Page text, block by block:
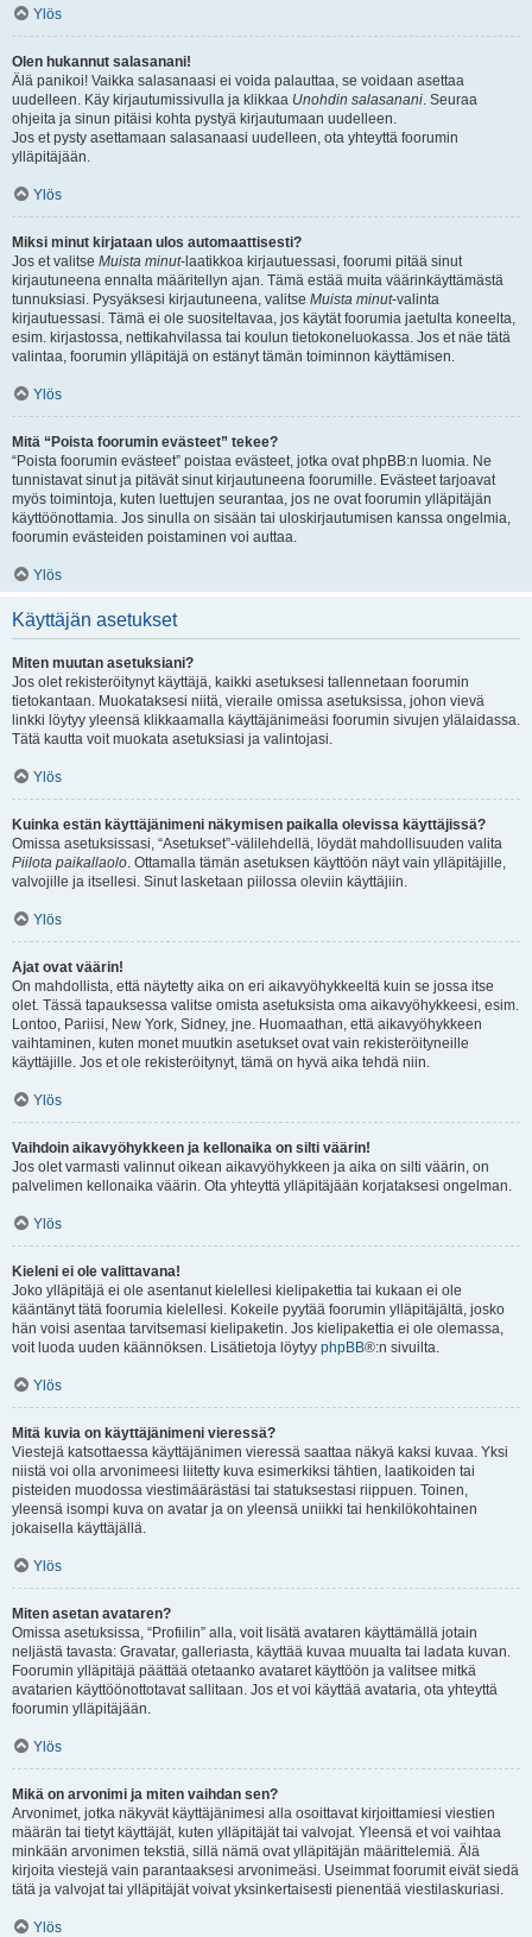
Ylös
Olen hukannut salasanani!
Älä panikoi! Vaikka salasanaasi ei voida palauttaa, se voidaan asettaa
uudelleen. Käy kirjautumissivulla ja klikkaa Unohdin salasanani. Seuraa
ohjeita ja sinun pitäisi kohta pystyä kirjautumaan uudelleen.
Jos et pysty asettamaan salasanaasi uudelleen, ota yhteyttä foorumin
ylläpitäjään.
Ylös
Miksi minut kirjataan ulos automaattisesti?
Jos et valitse Muista minut-laatikkoa kirjautuessasi, foorumi pitää sinut
kirjautuneena ennalta määritellyn ajan. Tämä estää muita väärinkäyttämästä
tunnuksiasi. Pysyäksesi kirjautuneena, valitse Muista minut-valinta
kirjautuessasi. Tämä ei ole suositeltavaa, jos käytät foorumia jaetulta koneelta,
esim. kirjastossa, nettikahvilassa tai koulun tietokoneluokassa. Jos et näe tätä
valintaa, foorumin ylläpitäjä on estänyt tämän toiminnon käyttämisen.
Ylös
Mitä “Poista foorumin evästeet” tekee?
“Poista foorumin evästeet” poistaa evästeet, jotka ovat phpBB:n luomia. Ne
tunnistavat sinut ja pitävät sinut kirjautuneena foorumille. Evästeet tarjoavat
myös toimintoja, kuten luettujen seurantaa, jos ne ovat foorumin ylläpitäjän
käyttöönottamia. Jos sinulla on sisään tai uloskirjautumisen kanssa ongelmia,
foorumin evästeiden poistaminen voi auttaa.
Ylös
Käyttäjän asetukset
Miten muutan asetuksiani?
Jos olet rekisteröitynyt käyttäjä, kaikki asetuksesi tallennetaan foorumin
tietokantaan. Muokataksesi niitä, vieraile omissa asetuksissa, johon vievä
linkki löytyy yleensä klikkaamalla käyttäjänimeäsi foorumin sivujen ylälaidassa.
Tätä kautta voit muokata asetuksiasi ja valintojasi.
Ylös
Kuinka estän käyttäjänimeni näkymisen paikalla olevissa käyttäjissä?
Omissa asetuksissasi, “Asetukset”-välilehdellä, löydät mahdollisuuden valita
Piilota paikallaolo. Ottamalla tämän asetuksen käyttöön näyt vain ylläpitäjille,
valvojille ja itsellesi. Sinut lasketaan piilossa oleviin käyttäjiin.
Ylös
Ajat ovat väärin!
On mahdollista, että näytetty aika on eri aikavyöhykkeeltä kuin se jossa itse
olet. Tässä tapauksessa valitse omista asetuksista oma aikavyöhykkeesi, esim.
Lontoo, Pariisi, New York, Sidney, jne. Huomaathan, että aikavyöhykkeen
vaihtaminen, kuten monet muutkin asetukset ovat vain rekisteröityneille
käyttäjille. Jos et ole rekisteröitynyt, tämä on hyvä aika tehdä niin.
Ylös
Vaihdoin aikavyöhykkeen ja kellonaika on silti väärin!
Jos olet varmasti valinnut oikean aikavyöhykkeen ja aika on silti väärin, on
palvelimen kellonaika väärin. Ota yhteyttä ylläpitäjään korjataksesi ongelman.
Ylös
Kieleni ei ole valittavana!
Joko ylläpitäjä ei ole asentanut kielellesi kielipakettia tai kukaan ei ole
kääntänyt tätä foorumia kielellesi. Kokeile pyytää foorumin ylläpitäjältä, josko
hän voisi asentaa tarvitsemasi kielipaketin. Jos kielipakettia ei ole olemassa,
voit luoda uuden käännöksen. Lisätietoja löytyy phpBB®:n sivuilta.
Ylös
Mitä kuvia on käyttäjänimeni vieressä?
Viestejä katsottaessa käyttäjänimen vieressä saattaa näkyä kaksi kuvaa. Yksi
niistä voi olla arvonimeesi liitetty kuva esimerkiksi tähtien, laatikoiden tai
pisteiden muodossa viestimäärästäsi tai statuksestasi riippuen. Toinen,
yleensä isompi kuva on avatar ja on yleensä uniikki tai henkilökohtainen
jokaisella käyttäjällä.
Ylös
Miten asetan avataren?
Omissa asetuksissa, “Profiilin” alla, voit lisätä avataren käyttämällä jotain
neljästä tavasta: Gravatar, galleriasta, käyttää kuvaa muualta tai ladata kuvan.
Foorumin ylläpitäjä päättää otetaanko avataret käyttöön ja valitsee mitkä
avatarien käyttöönottotavat sallitaan. Jos et voi käyttää avataria, ota yhteyttä
foorumin ylläpitäjään.
Ylös
Mikä on arvonimi ja miten vaihdan sen?
Arvonimet, jotka näkyvät käyttäjänimesi alla osoittavat kirjoittamiesi viestien
määrän tai tietyt käyttäjät, kuten ylläpitäjät tai valvojat. Yleensä et voi vaihtaa
minkään arvonimen tekstiä, sillä nämä ovat ylläpitäjän määrittelemiä. Älä
kirjoita viestejä vain parantaaksesi arvonimeäsi. Useimmat foorumit eivät siedä
tätä ja valvojat tai ylläpitäjät voivat yksinkertaisesti pienentää viestilaskuriasi.
Ylös